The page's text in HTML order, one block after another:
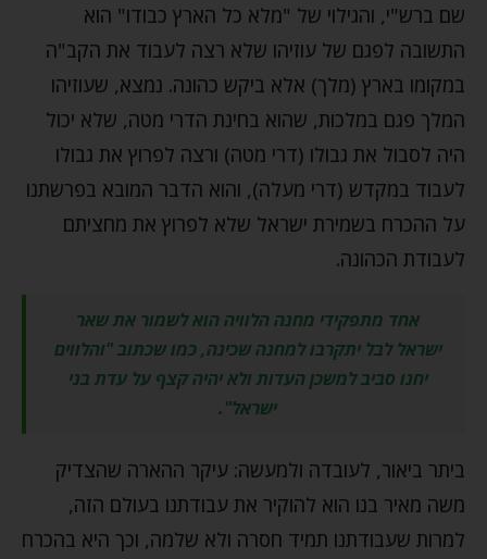
שם ברש"י, והגילוי של "מלא כל הארץ כבודו" הוא
התשובה לפגם של עוזיהו שלא רצה לעבוד את הקב"ה
במקומו בארץ (מלך) אלא ביקש כהונה. נמצא, שעוזיהו
המלך פגם במלכות, שהוא בחינת הדרי מטה, שלא יכול
היה לסבול את גבולו (דרי מטה) ורצה לפרוץ את גבולו
לעבוד במקדש (דרי מעלה), והוא הדבר המובא בפרשתנו
על ההכרח בשמירת ישראל שלא לפרוץ את מחציתם
לעבודת הכהונה.
אחד מתפקידי מחנה הלוויה הוא לשמור את שאר
ישראל לבל יתקרבו למחנה שכינה, כמו שכתוב "והלווים
יחנו סביב למשכן העדות ולא יהיה קצף על עדת בני
ישראל".
ביתר ביאור, לעובדה ולמעשה: עיקר ההארה שהצדיק
משה מאיר בנו הוא להוקיר את עבודתנו בעולם הזה,
למרות שעבודתנו תמיד חסרה ולא שלמה, וכך היא בהכרח